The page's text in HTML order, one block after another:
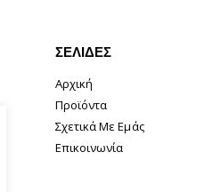
ΣΕΛΊΔΕΣ
Αρχική
Προϊόντα
Σχετικά Με Εμάς
Επικοινωνία